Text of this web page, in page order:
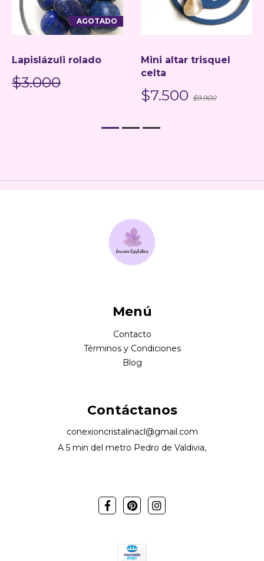
AGOTADO
Lapislázuli rolado
$3.000
Mini altar trisquel
celta
$7.500 $9.900
Menú
Contacto
Términos y Condiciones
Blog
Contáctanos
conexioncristalinacl@gmail.com
A 5 min del metro Pedro de Valdivia,